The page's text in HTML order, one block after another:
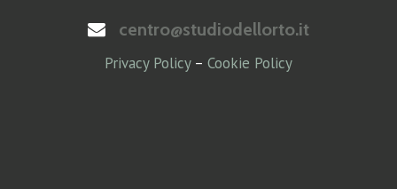
centro@studiodellorto.it
Privacy Policy– Cookie Policy